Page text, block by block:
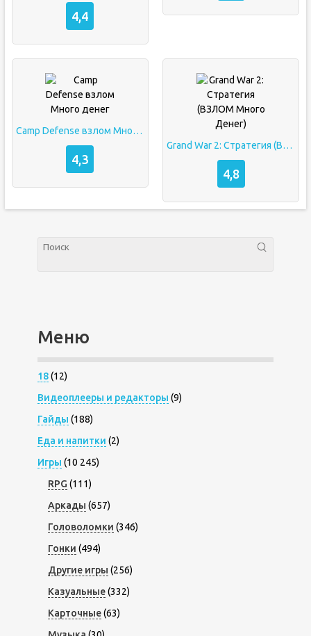
4,4
Camp Defense взлом Много денег
4,3
Grand War 2: Стратегия (ВЗЛОМ Много Денег)
4,8
Меню
18(12)
Видеоплееры и редакторы (9)
Гайды (188)
Еда и напитки (2)
Игры (10 245)
RPG (111)
Аркады (657)
Головоломки (346)
Гонки (494)
Другие игры (256)
Казуальные(332)
Карточные(63)